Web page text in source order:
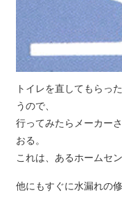
トイレを直してもらっ
うので、
行ってみたらメーカー
おる。
これは、あるホームセ
他にもすぐに水漏れの